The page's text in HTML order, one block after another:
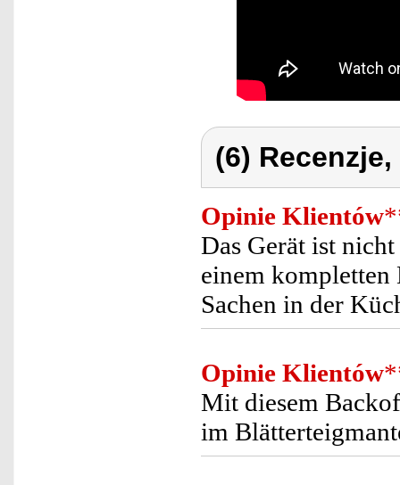
(6)
Opinie Klientów
Das Gerät ist
einem kompletten
Sachen in der
Opinie Klientów
Mit diesem
im